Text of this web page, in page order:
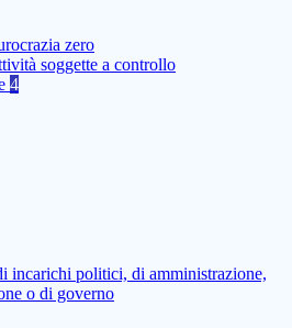
zero
soggette a controllo
4
incarichi politici, di amministrazione,
o di governo